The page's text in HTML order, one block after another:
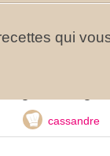
qui
cassandre